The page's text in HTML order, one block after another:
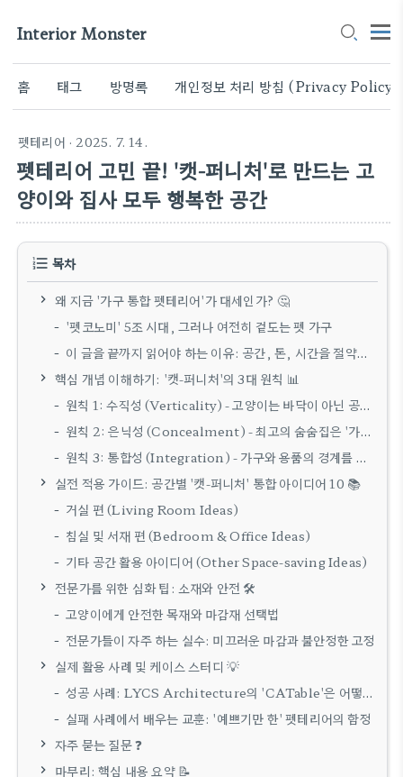
Interior Monster
홈 태그 방명록 개인정보 처리 방침 (Privacy Policy)
펫테리어 · 2025. 7. 14.
펫테리어 고민 끝! '캣-퍼니처'로 만드는 고
양이와 집사 모두 행복한 공간
목차
왜 지금 '가구 통합 펫테리어'가 대세인가? 🤔
'펫코노미' 5조 시대, 그러나 여전히 겉도는 펫 가구
이 글을 끝까지 읽어야 하는 이유: 공간, 돈, 시간을 절약하는 통합 설계의 힘
핵심 개념 이해하기: '캣-퍼니처'의 3대 원칙 📊
원칙 1: 수직성 (Verticality) - 고양이는 바닥이 아닌 공중을 지배한다
원칙 2: 은닉성 (Concealment) - 최고의 숨숨집은 '가구 속'에 있다
원칙 3: 통합성 (Integration) - 가구와 용품의 경계를 허물다
실전 적용 가이드: 공간별 '캣-퍼니처' 통합 아이디어 10 📚
거실 편 (Living Room Ideas)
침실 및 서재 편 (Bedroom & Office Ideas)
기타 공간 활용 아이디어 (Other Space-saving Ideas)
전문가를 위한 심화 팁: 소재와 안전 🛠️
고양이에게 안전한 목재와 마감재 선택법
전문가들이 자주 하는 실수: 미끄러운 마감과 불안정한 고정
실제 활용 사례 및 케이스 스터디 💡
성공 사례: LYCS Architecture의 'CATable'은 어떻게 탄생했나?
실패 사례에서 배우는 교훈: '예쁘기만 한' 펫테리어의 함정
자주 묻는 질문 ❓
마무리: 핵심 내용 요약 📝